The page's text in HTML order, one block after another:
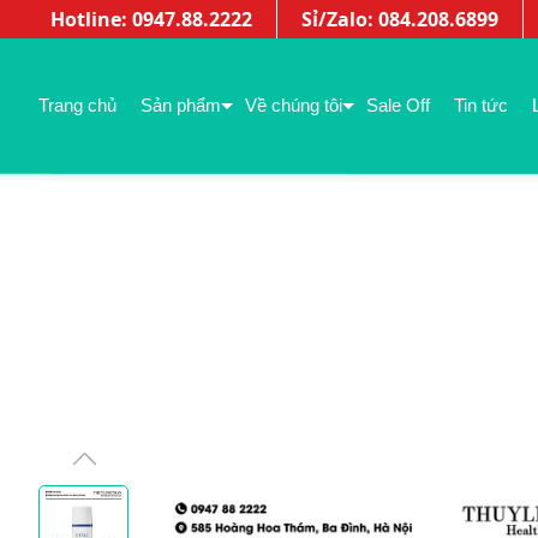
Hotline: 0947.88.2222 Sỉ/Zalo: 084.208.6899
Trang chủ Sản phẩm Về chúng tôi Sale Off Tin tức